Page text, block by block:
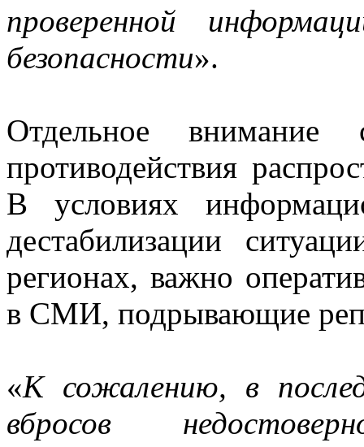
проверенной
безопасности».
Отдельное внимание
противодействия
В условиях
дестабилизации
регионах, важно
в СМИ, подрывающие
«К сожалению, в
вбросов